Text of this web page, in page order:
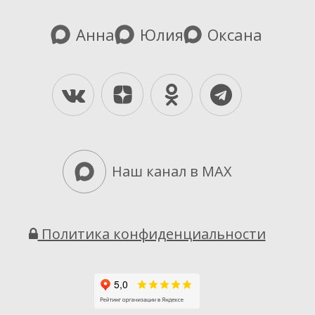
Анна Юлия Оксана
VkontakteYandex-DzenOdnoklassniki
Telegram
Наш канал в MAX
Политика конфиденциальности